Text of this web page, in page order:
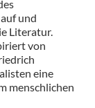
und
Literatur.
von
eine
menschlichen